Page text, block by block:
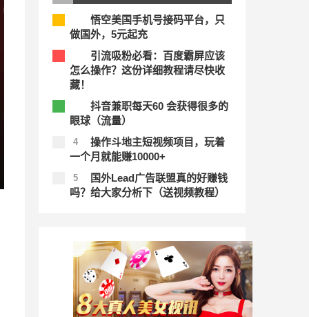
悟空美国手机号接码平台，只
做国外，5元起充
引流吸粉必看：百度霸屏应该
怎么操作？这份详细教程请尽快收
藏！
抖音兼职每天60 会获得很多的
眼球（流量）
4
操作斗地主短视频项目，玩着
一个月就能赚10000+
5
国外Lead广告联盟真的好赚钱
吗？给大家分析下（送视频教程）